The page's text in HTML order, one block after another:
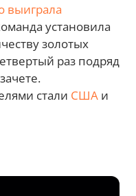
выиграла
установила
золотых
раз подряд
стали США и